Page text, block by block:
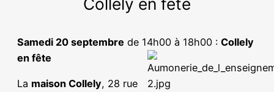
Samedi 20 septembre de 14h00 à 18h00 : Collely
en fête
La maison Collely, 28 rue